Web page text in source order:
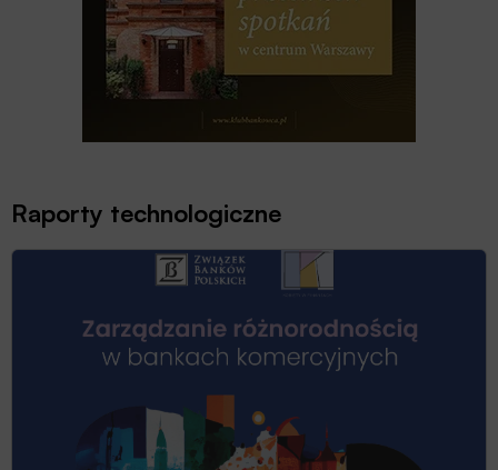
Raporty technologiczne